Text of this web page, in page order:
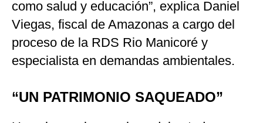
como salud y educación”, explica Daniel
Viegas, fiscal de Amazonas a cargo del
proceso de la RDS Rio Manicoré y
especialista en demandas ambientales.
“UN PATRIMONIO SAQUEADO”